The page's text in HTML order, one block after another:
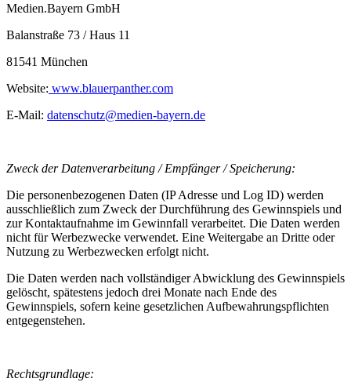
Medien.Bayern GmbH
Balanstraße 73 / Haus 11
81541 München
Website: www.blauerpanther.com
E-Mail: datenschutz@medien-bayern.de
Zweck der Datenverarbeitung / Empfänger / Speicherung:
Die personenbezogenen Daten (IP Adresse und Log ID) werden
ausschließlich zum Zweck der Durchführung des Gewinnspiels und
zur Kontaktaufnahme im Gewinnfall verarbeitet. Die Daten werden
nicht für Werbezwecke verwendet. Eine Weitergabe an Dritte oder
Nutzung zu Werbezwecken erfolgt nicht.
Die Daten werden nach vollständiger Abwicklung des Gewinnspiels
gelöscht, spätestens jedoch drei Monate nach Ende des
Gewinnspiels, sofern keine gesetzlichen Aufbewahrungspflichten
entgegenstehen.
Rechtsgrundlage: